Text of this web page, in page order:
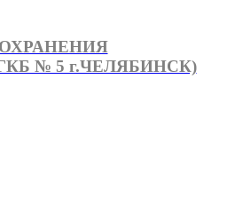
№ 5 г.ЧЕЛЯБИНСК)